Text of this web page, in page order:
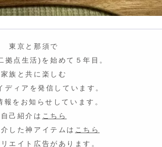
東京と那須で
点生活)を始めて５年目。
家族と共に楽しむ
ディア を発信しています。
報をお知らせしています。
自己紹介は こちら
した神アイテムは こちら
エイト広告があります。